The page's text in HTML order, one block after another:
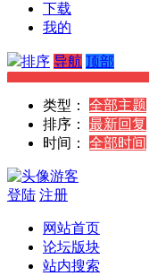
下载
我的
排序 导航 顶部
类型： 全部主题
排序：
最新回复
时间：
全部时间
游客
登陆 注册
网站首页
论坛版块
站内搜索